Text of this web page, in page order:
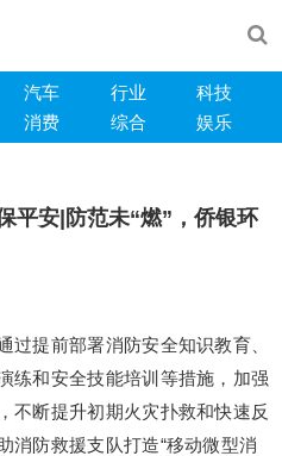
汽车 行业
科技
消费 综合 娱乐
平安|防范未“燃”，侨银环
过提前部署消防安全知识教育、
练和安全技能培训等措施，加强
不断提升初期火灾扑救和快速反
消防救援支队打造“移动微型消